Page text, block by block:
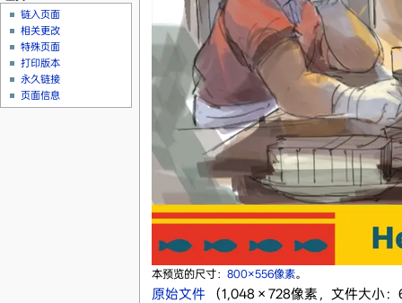
本预览的尺寸： 800×556像素。
原始文件‎ （1,048 × 728像素，文件大小
链入页面
相关更改
特殊页面
打印版本
永久链接
页面信息